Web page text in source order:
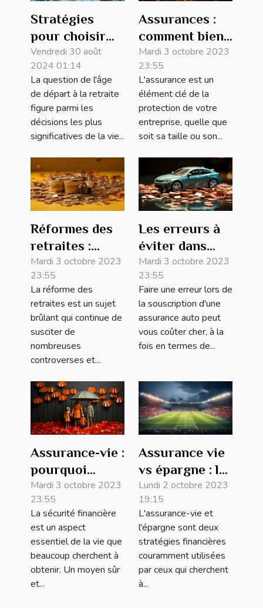
Stratégies
pour choisir
l'âge de départ
à la retraite et
maximiser vos
revenus
Vendredi 30 août
2024 01:14
La question de l'âge
de départ à la retraite
figure parmi les
décisions les plus
significatives de la vie...
Assurances :
comment bien
protéger votre
entreprise
Mardi 3 octobre 2023
23:55
L'assurance est un
élément clé de la
protection de votre
entreprise, quelle que
soit sa taille ou son...
Réformes des
retraites :
quelles
conséquences
pour votre
assurance?
Mardi 3 octobre 2023
23:55
La réforme des
retraites est un sujet
brûlant qui continue de
susciter de
nombreuses
controverses et...
Les erreurs à
éviter dans
votre
assurance
auto
Mardi 3 octobre 2023
23:55
Faire une erreur lors de
la souscription d'une
assurance auto peut
vous coûter cher, à la
fois en termes de...
Assurance-vie :
pourquoi
investir dans
ce placement
sûr ?
Mardi 3 octobre 2023
23:55
La sécurité financière
est un aspect
essentiel de la vie que
beaucoup cherchent à
obtenir. Un moyen sûr
et...
Assurance vie
vs épargne : le
match des
placements
Lundi 2 octobre 2023
19:15
L'assurance-vie et
l'épargne sont deux
stratégies financières
couramment utilisées
par ceux qui cherchent
à...